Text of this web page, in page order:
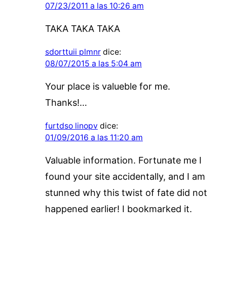
07/23/2011 a las 10:26 am
TAKA TAKA TAKA
sdorttuii plmnr dice:
08/07/2015 a las 5:04 am
Your place is valueble for me.
Thanks!…
furtdso linopv dice:
01/09/2016 a las 11:20 am
Valuable information. Fortunate me I
found your site accidentally, and I am
stunned why this twist of fate did not
happened earlier! I bookmarked it.